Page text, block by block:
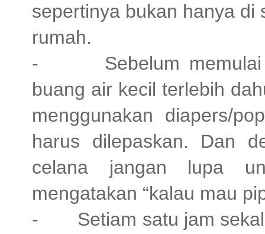
sepertinya bukan hanya di
rumah.
- Sebelum memulai
buang air kecil terlebih
menggunakan diapers/
harus dilepaskan. Dan
celana jangan lupa
mengatakan “kalau mau
- Setiam satu jam sekali